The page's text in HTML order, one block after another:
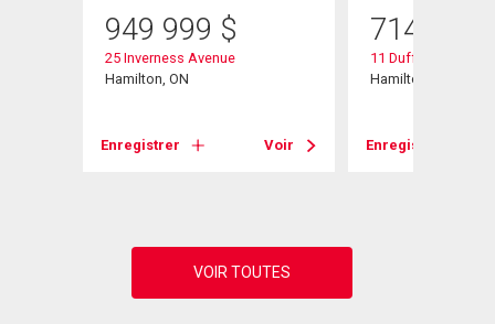
949 999 $
25 Inverness Avenue
Hamilton, ON
Enregistrer Voir
714 900
11 Duff Street
Hamilton, ON
Enregistrer